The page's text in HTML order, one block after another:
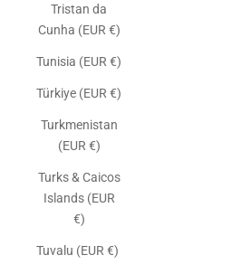
Tristan da
Cunha (EUR €)
Tunisia (EUR €)
Türkiye (EUR €)
Turkmenistan
(EUR €)
Turks & Caicos
Islands (EUR
€)
Tuvalu (EUR €)